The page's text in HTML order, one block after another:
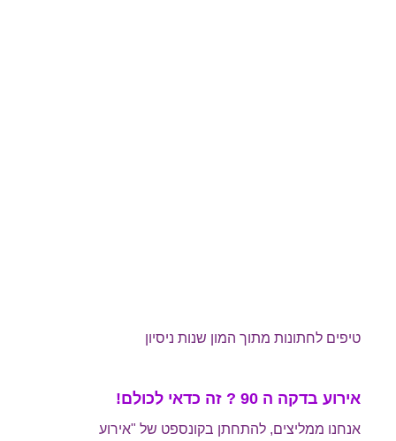
טיפים לחתונות מתוך המון שנות ניסיון
אירוע בדקה ה 90 ? זה כדאי לכולם!
אנחנו ממליצים, להתחתן בקונספט של "אירוע